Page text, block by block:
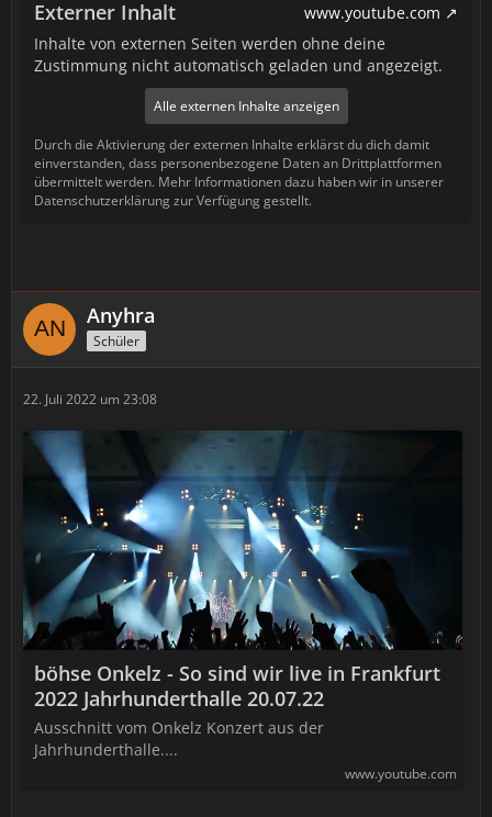
Externer Inhalt
www.youtube.com
Inhalte von externen Seiten werden ohne deine
Zustimmung nicht automatisch geladen und angezeigt.
Alle externen Inhalte anzeigen
Durch die Aktivierung der externen Inhalte erklärst du dich damit
einverstanden, dass personenbezogene Daten an Drittplattformen
übermittelt werden. Mehr Informationen dazu haben wir in unserer
Datenschutzerklärung zur Verfügung gestellt.
Anyhra
Schüler
22. Juli 2022 um 23:08
böhse Onkelz - So sind wir live in Frankfurt
2022 Jahrhunderthalle 20.07.22
Ausschnitt vom Onkelz Konzert aus der
Jahrhunderthalle....
www.youtube.com